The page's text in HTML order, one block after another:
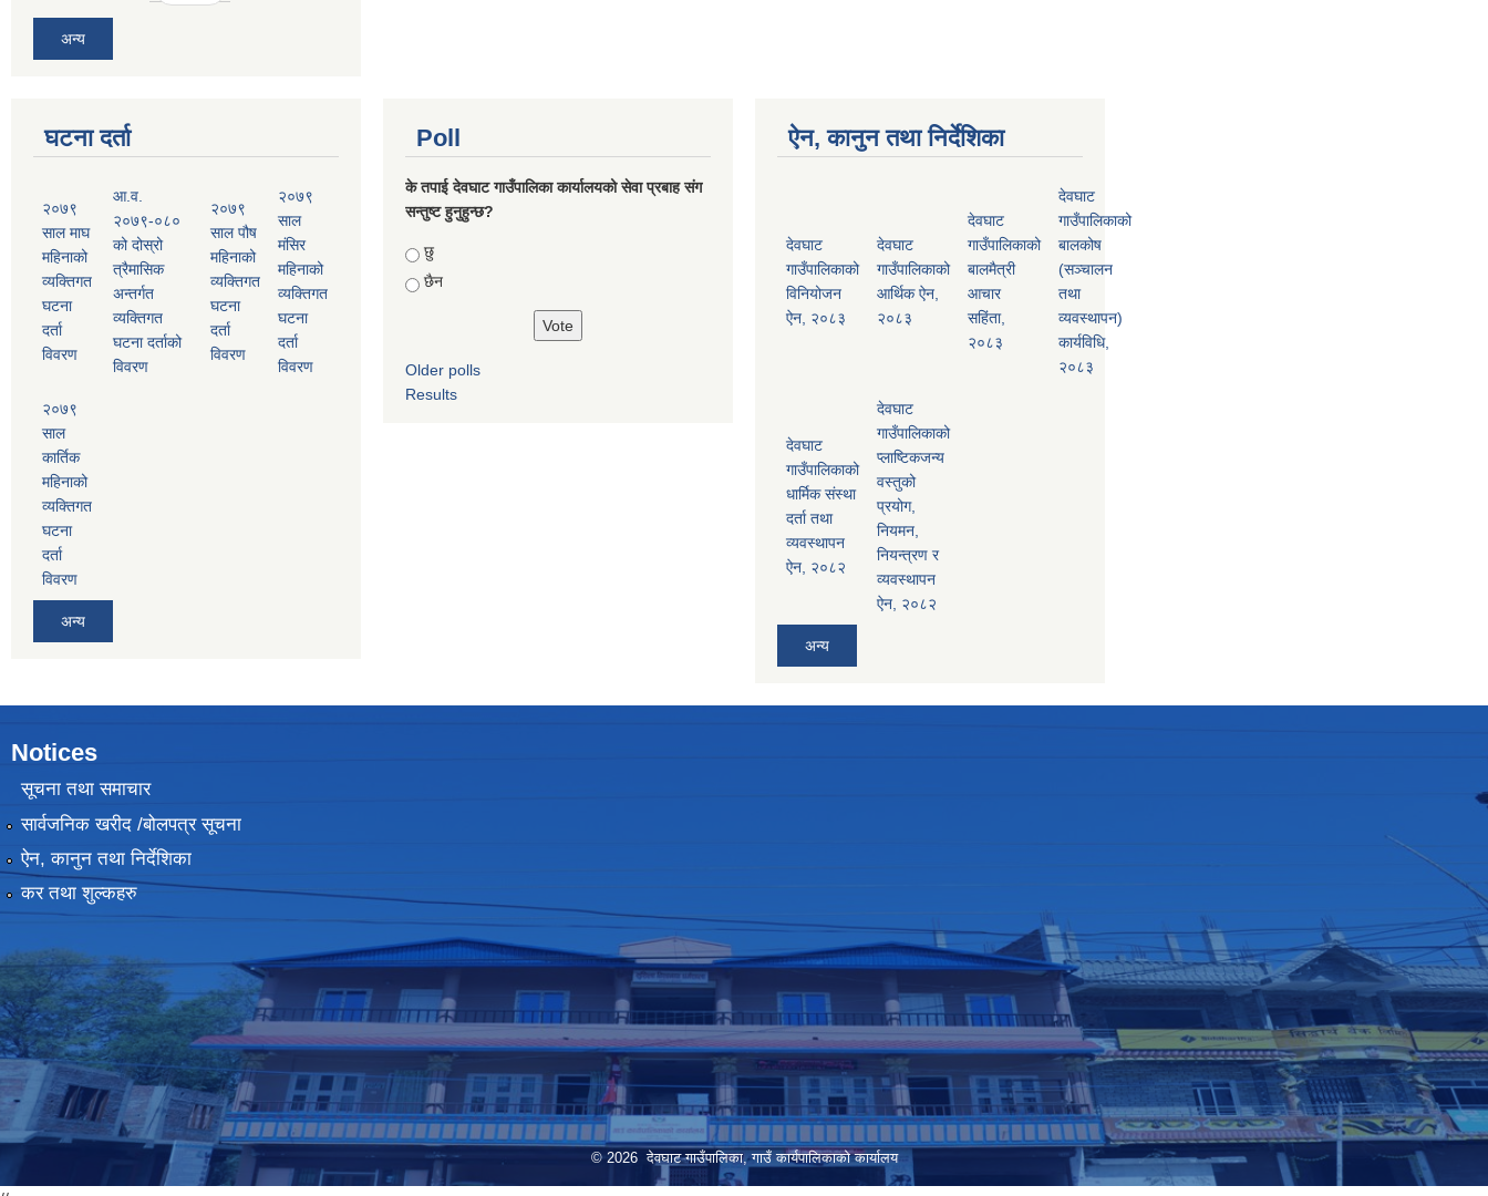
अन्य
घटना दर्ता
२०७९
साल माघ
महिनाको
व्यक्तिगत
घटना
दर्ता
विवरण
आ.व.
२०७९-०८०
को दोस्रो
त्रैमासिक
अन्तर्गत
व्यक्तिगत
घटना दर्ताको
विवरण
२०७९
साल पौष
महिनाको
व्यक्तिगत
घटना
दर्ता
विवरण
२०७९
साल
मंसिर
महिनाको
व्यक्तिगत
घटना
दर्ता
विवरण
२०७९
साल
कार्तिक
महिनाको
व्यक्तिगत
घटना
दर्ता
विवरण
अन्य
Poll
के तपाई देवघाट गाउँपालिका कार्यालयको सेवा प्रबाह संग
सन्तुष्ट हुनुहुन्छ?
Choices
छु
छैन
Older polls
Results
ऐन, कानुन तथा निर्देशिका
देवघाट
गाउँपालिकाको
विनियोजन
ऐन, २०८३
देवघाट
गाउँपालिकाको
आर्थिक ऐन,
२०८३
देवघाट
गाउँपालिकाको
बालमैत्री
आचार
सहिंता,
२०८३
देवघाट
गाउँपालिकाको
बालकोष
(सञ्चालन
तथा
व्यवस्थापन)
कार्यविधि,
२०८३
देवघाट
गाउँपालिकाको
धार्मिक संस्था
दर्ता तथा
व्यवस्थापन
ऐन, २०८२
देवघाट
गाउँपालिकाको
प्लाष्टिकजन्य
वस्तुको
प्रयोग,
नियमन,
नियन्त्रण र
व्यवस्थापन
ऐन, २०८२
अन्य
Notices
सूचना तथा समाचार
सार्वजनिक खरीद /बोलपत्र सूचना
ऐन, कानुन तथा निर्देशिका
कर तथा शुल्कहरु
© 2026 देवघाट गाउँपालिका, गाउँ कार्यपालिकाको कार्यालय